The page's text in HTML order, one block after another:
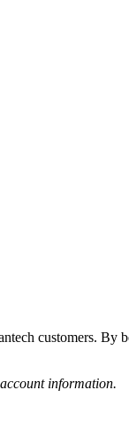
customers. By
information.